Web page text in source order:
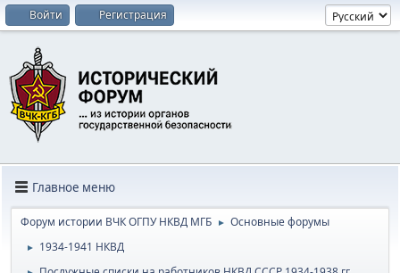
Войти Регистрация
Главное меню
Форум истории ВЧК ОГПУ НКВД МГБ ► Основные форумы
► 1934-1941 НКВД